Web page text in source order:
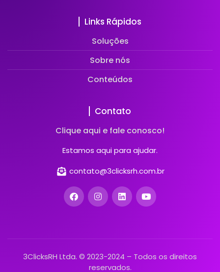
Links Rápidos
Soluções
Sobre nós
Conteúdos
Contato
Clique aqui e fale conosco!
Estamos aqui para ajudar.
contato@3clicksrh.com.br
3ClicksRH Ltda. © 2023-2024 – Todos os direitos
reservados.